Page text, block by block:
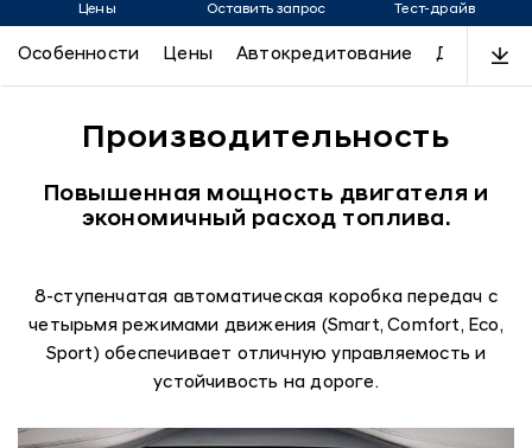
CUSTIN
Цены Оставить запрос Тест-драйв
Особенности Цены Автокредитование Дизайн
Производительность
Повышенная мощность двигателя и
экономичный расход топлива.
8-ступенчатая автоматическая коробка передач с
четырьмя режимами движения (Smart, Comfort, Eco,
Sport) обеспечивает отличную управляемость и
устойчивость на дороге.